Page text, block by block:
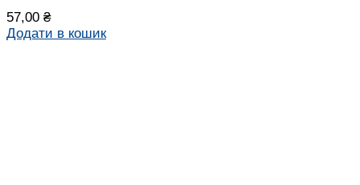
57,00 ₴
Додати в кошик